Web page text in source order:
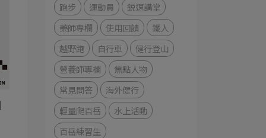
跑步 運動員
鋭速講堂
藥師專欄
使用回饋
鐵人
越野跑
自行車
健行登山
營養師專欄
焦點人物
常見問答
海外健行
輕量爬百岳
水上活動
百岳練習生